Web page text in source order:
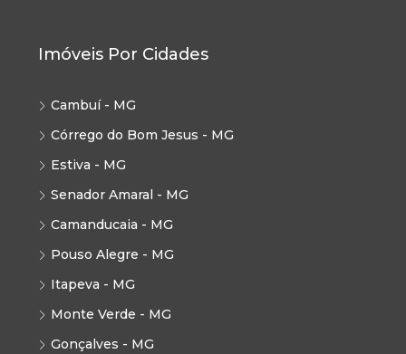
Imóveis Por Cidades
Cambuí - MG
Córrego do Bom Jesus - MG
Estiva - MG
Senador Amaral - MG
Camanducaia - MG
Pouso Alegre - MG
Itapeva - MG
Monte Verde - MG
Gonçalves - MG